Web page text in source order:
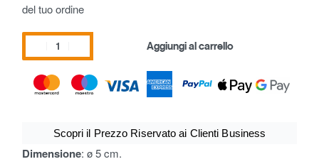
del tuo ordine
Aggiungi al carrello
Scopri il Prezzo Riservato ai Clienti Business
Dimensione: ø 5 cm.